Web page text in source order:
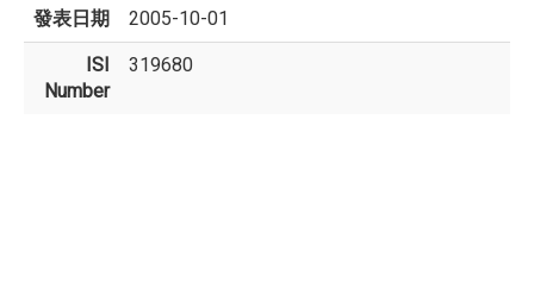
發表日期 2005-10-01
ISI
Number
319680